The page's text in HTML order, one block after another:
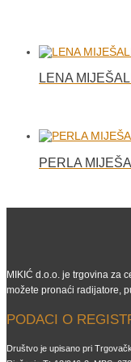
LENA
PERLA
MIKIĆ d.o.o. je trgovina za
možete pronaći radijatore,
PODACI O
Društvo je upisano pri